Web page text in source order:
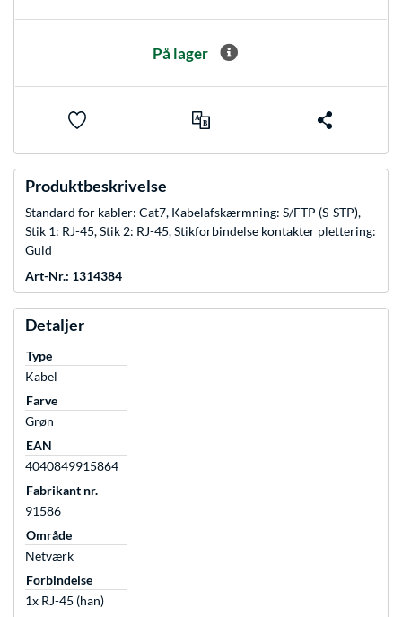
På lager
Produktbeskrivelse
Standard for kabler: Cat7, Kabelafskærmning: S/FTP (S-STP),
Stik 1: RJ-45, Stik 2: RJ-45, Stikforbindelse kontakter plettering:
Guld
Art-Nr.: 1314384
Detaljer
Type
Kabel
Farve
Grøn
EAN
4040849915864
Fabrikant nr.
91586
Område
Netværk
Forbindelse
1x RJ-45 (han)